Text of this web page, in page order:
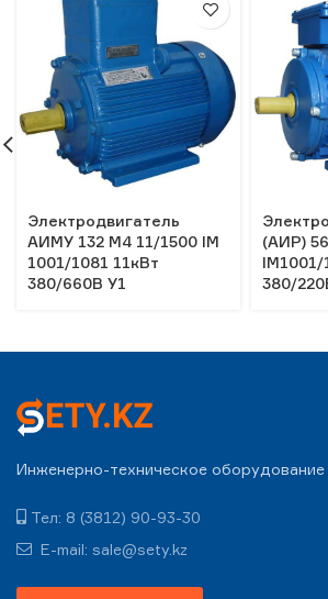
Электродвигатель
АИМУ 132 М4 11/1500 IM
1001/1081 11кВт
380/660В У1
(АИР)
IM1001/
380/
Инженерно-техническое оборудование
Тел: 8 (3812) 90-93-30
E-mail: sale@sety.kz